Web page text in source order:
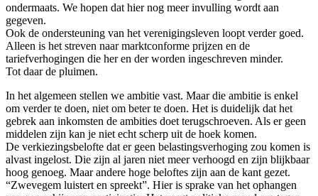
ondermaats. We hopen dat hier nog meer invulling wordt aan
gegeven.
Ook de ondersteuning van het verenigingsleven loopt verder goed.
Alleen is het streven naar marktconforme prijzen en de
tariefverhogingen die her en der worden ingeschreven minder.
Tot daar de pluimen.
In het algemeen stellen we ambitie vast. Maar die ambitie is enkel
om verder te doen, niet om beter te doen. Het is duidelijk dat het
gebrek aan inkomsten de ambities doet terugschroeven. Als er geen
middelen zijn kan je niet echt scherp uit de hoek komen.
De verkiezingsbelofte dat er geen belastingsverhoging zou komen is
alvast ingelost. Die zijn al jaren niet meer verhoogd en zijn blijkbaar
hoog genoeg. Maar andere hoge beloftes zijn aan de kant gezet.
“Zwevegem luistert en spreekt”. Hier is sprake van het ophangen